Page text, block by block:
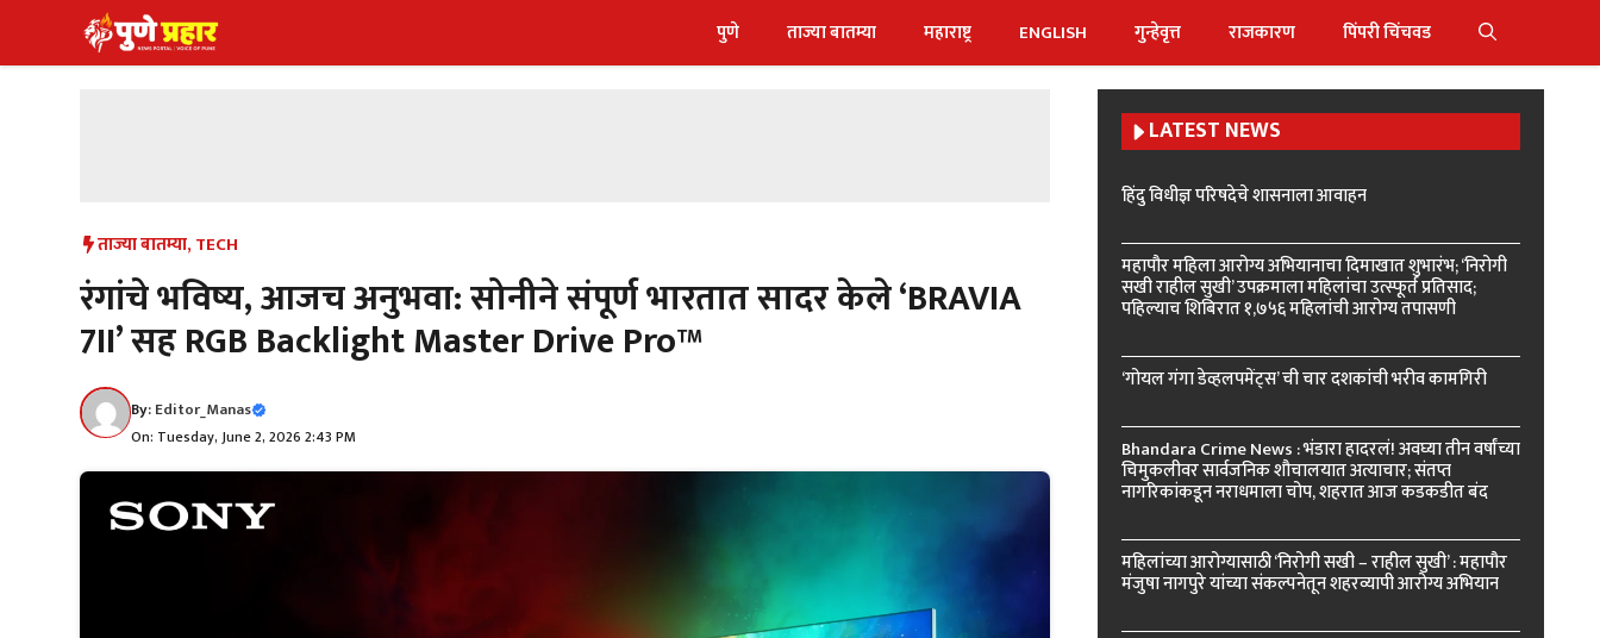
to
पुणे ताज्या बातम्या महाराष्ट्र ENGLISH गुन्हेवृत्त राजकारण पिंपरी चिंचवड
ताज्या बातम्या, TECH
रंगांचे भविष्य, आजच अनुभवा: सोनीने संपूर्ण भारतात सादर केले ‘BRAVIA
7II’ सह RGB Backlight Master Drive Pro™
By:Editor_Manas
On: Tuesday, June 2, 2026 2:43 PM
LATEST NEWS
हिंदु विधीज्ञ परिषदेचे शासनाला आवाहन
महापौर महिला आरोग्य अभियानाचा दिमाखात शुभारंभ; ‘निरोगी
सखी राहील सुखी’ उपक्रमाला महिलांचा उत्स्फूर्त प्रतिसाद;
पहिल्याच शिबिरात १,७५६ महिलांची आरोग्य तपासणी
‘गोयल गंगा डेव्हलपमेंट्स’ ची चार दशकांची भरीव कामगिरी
Bhandara Crime News : भंडारा हादरलं! अवघ्या तीन वर्षांच्या
चिमुकलीवर सार्वजनिक शौचालयात अत्याचार; संतप्त
नागरिकांकडून नराधमाला चोप, शहरात आज कडकडीत बंद
महिलांच्या आरोग्यासाठी ‘निरोगी सखी – राहील सुखी’ : महापौर
मंजुषा नागपुरे यांच्या संकल्पनेतून शहरव्यापी आरोग्य अभियान